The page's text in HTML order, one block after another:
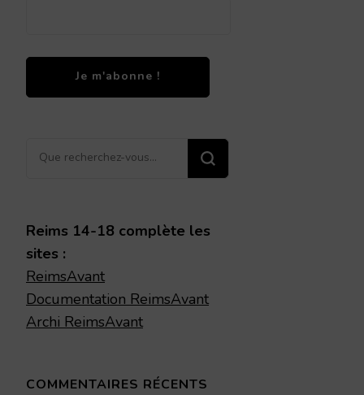
Vous
Reims 14-18 complète les
sites :
ReimsAvant
Documentation ReimsAvant
Archi ReimsAvant
COMMENTAIRES RÉCENTS